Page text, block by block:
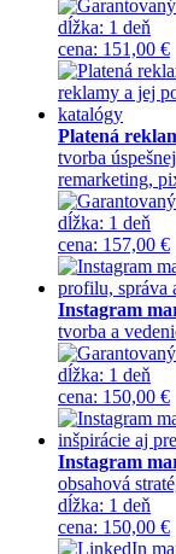
dĺžka: 1 deň
cena: 151,00 €
Platená
tvorba
remarketing,
dĺžka: 1 deň
cena: 157,00 €
Instagram
tvorba a
dĺžka: 1 deň
cena: 150,00 €
Instagram
obsahová
dĺžka: 1 deň
cena: 150,00 €